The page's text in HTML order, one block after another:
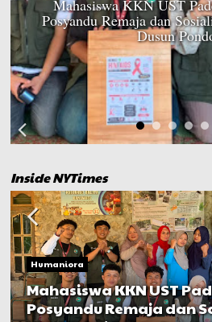
Mahasiswa KKN UST
Posyandu Remaja dan
Dusun
Inside NYTimes
Humaniora
Mahasiswa KKN UST
Posyandu Remaja dan